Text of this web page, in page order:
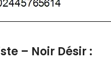
– Noir Désir :